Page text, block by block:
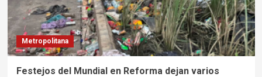
Metropolitana
Festejos del Mundial en Reforma dejan varios